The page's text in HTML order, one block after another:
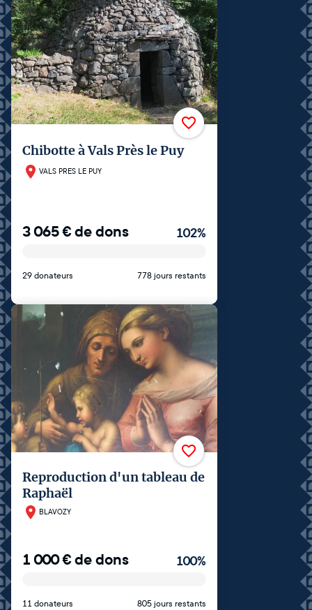
Chibotte à Vals Près le Puy
VALS PRES LE PUY
3 065€de dons 102%
29 donateurs 778 jours restants
Reproduction d'un tableau de
Raphaël
BLAVOZY
1 000€de dons 100%
11 donateurs 805 jours restants